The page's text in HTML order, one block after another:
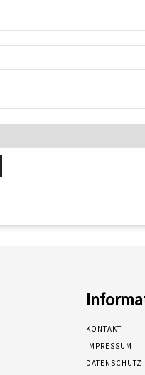
KONTAKT
IMPRESSUM
DATENSCHUTZ